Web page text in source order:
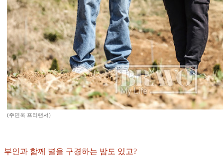
(주민욱 프리랜서)
부인과 함께 별을 구경하는 밤도 있고?